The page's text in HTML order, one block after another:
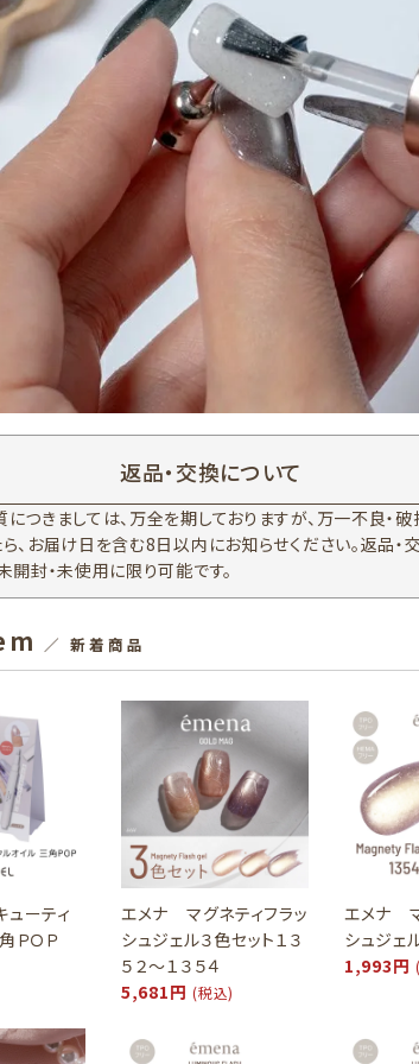
返品・交換について
つきましては、万全を期しておりますが、万一不良・
、お届け日を含む8日以内にお知らせください。返品・
開封・未使用に限り可能です。
／ 新着商品
ーティ
ＰＯＰ
エメナ マグネティフラッ
シュジェル３色セット１３
５２～１３５４
5,681円 (税込)
エメナ
シュジェ
1,993円